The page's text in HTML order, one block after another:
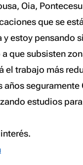
Oia,
que se
estoy pensando
que subsisten
el trabajo más
seguramente
estudios